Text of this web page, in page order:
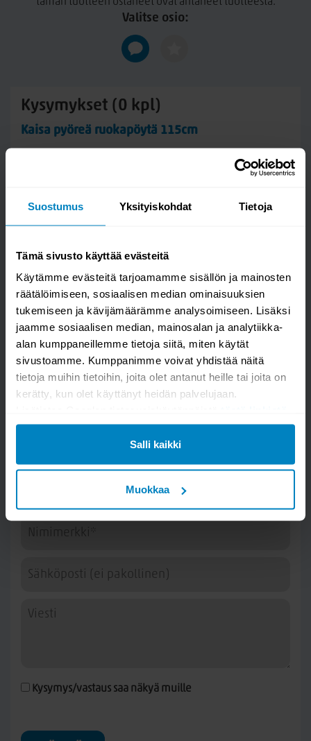
Suostumus Yksityiskohdat Tietoja
Tämä sivusto käyttää evästeitä
Käytämme evästeitä tarjoamamme sisällön ja mainosten
räätälöimiseen, sosiaalisen median ominaisuuksien
tukemiseen ja kävijämäärämme analysoimiseen. Lisäksi
jaamme sosiaalisen median, mainosalan ja analytiikka-
alan kumppaneillemme tietoja siitä, miten käytät
sivustoamme. Kumppanimme voivat yhdistää näitä
tietoja muihin tietoihin, joita olet antanut heille tai joita on
kerätty, kun olet käyttänyt heidän palvelujaan.
Salli kaikki
Muokkaa
joka soveltuu ulkokäyttöön. Ennen lakkausta aiempi
lakkapinta on hiottava puupuhtaaksi ja hiomapöly poistettava
huolellisesti. Vaihtoehtoisesti voit kevyesti hioa pinnan ja
tehdä koesivelyn uuden lakan tarttuvuuden varmistamiseksi.
Puuöljyä voidaan käyttää vain, jos lakkapinta on kokonaan
Valitse osio:
Kysymykset (0 kpl)
Kaisa pyöreä ruokapöytä 115cm
Kysy kysymys
Kaisa pyöreä ruokapöytä 115cm
Kysymys/vastaus saa näkyä muille